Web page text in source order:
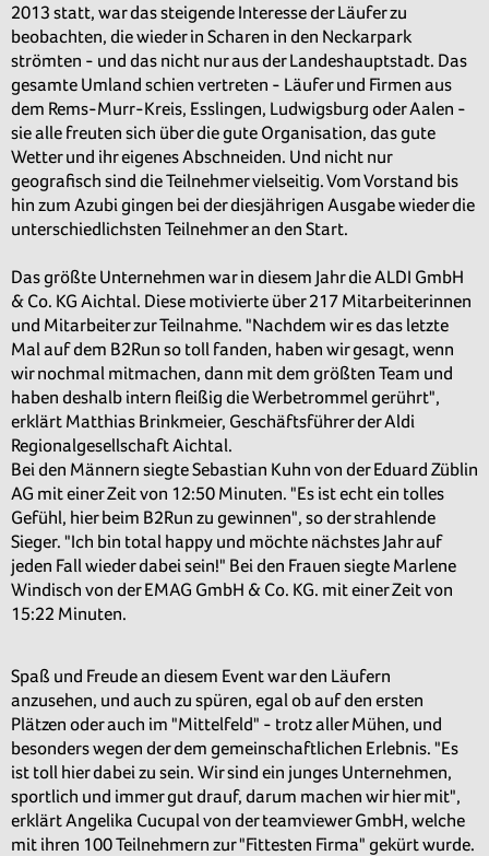
2013 statt, war das steigende Interesse der Läufer zu
beobachten, die wieder in Scharen in den Neckarpark
strömten - und das nicht nur aus der Landeshauptstadt. Das
gesamte Umland schien vertreten - Läufer und Firmen aus
dem Rems-Murr-Kreis, Esslingen, Ludwigsburg oder Aalen -
sie alle freuten sich über die gute Organisation, das gute
Wetter und ihr eigenes Abschneiden. Und nicht nur
geografisch sind die Teilnehmer vielseitig. Vom Vorstand bis
hin zum Azubi gingen bei der diesjährigen Ausgabe wieder die
unterschiedlichsten Teilnehmer an den Start.
Das größte Unternehmen war in diesem Jahr die ALDI GmbH
& Co. KG Aichtal. Diese motivierte über 217 Mitarbeiterinnen
und Mitarbeiter zur Teilnahme. "Nachdem wir es das letzte
Mal auf dem B2Run so toll fanden, haben wir gesagt, wenn
wir nochmal mitmachen, dann mit dem größten Team und
haben deshalb intern fleißig die Werbetrommel gerührt",
erklärt Matthias Brinkmeier, Geschäftsführer der Aldi
Regionalgesellschaft Aichtal.
Bei den Männern siegte Sebastian Kuhn von der Eduard Züblin
AG mit einer Zeit von 12:50 Minuten. "Es ist echt ein tolles
Gefühl, hier beim B2Run zu gewinnen", so der strahlende
Sieger. "Ich bin total happy und möchte nächstes Jahr auf
jeden Fall wieder dabei sein!" Bei den Frauen siegte Marlene
Windisch von der EMAG GmbH & Co. KG. mit einer Zeit von
15:22 Minuten.
Spaß und Freude an diesem Event war den Läufern
anzusehen, und auch zu spüren, egal ob auf den ersten
Plätzen oder auch im "Mittelfeld" - trotz aller Mühen, und
besonders wegen der dem gemeinschaftlichen Erlebnis. "Es
ist toll hier dabei zu sein. Wir sind ein junges Unternehmen,
sportlich und immer gut drauf, darum machen wir hier mit",
erklärt Angelika Cucupal von der teamviewer GmbH, welche
mit ihren 100 Teilnehmern zur "Fittesten Firma" gekürt wurde.